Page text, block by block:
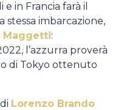
in Francia farà il
imbarcazione,
Maggetti:
l’azzurra proverà
di Tokyo ottenuto
Lorenzo Brando